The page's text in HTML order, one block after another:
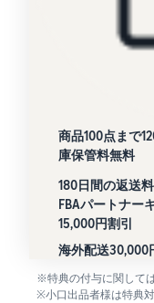
商品100点まで
庫保管料無料
180日間の返送
FBAパートナー
15,000円割引
海外配送30,000
※特典の付与に関して
※小口出品者様は特典対